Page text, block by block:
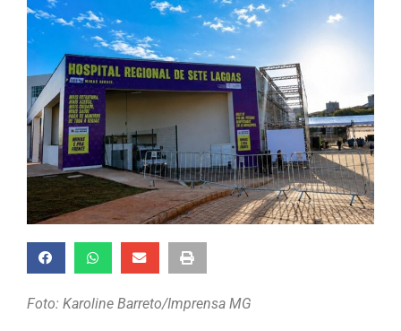
Foto: Karoline Barreto/Imprensa MG